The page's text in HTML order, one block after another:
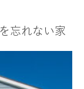
忘れない家